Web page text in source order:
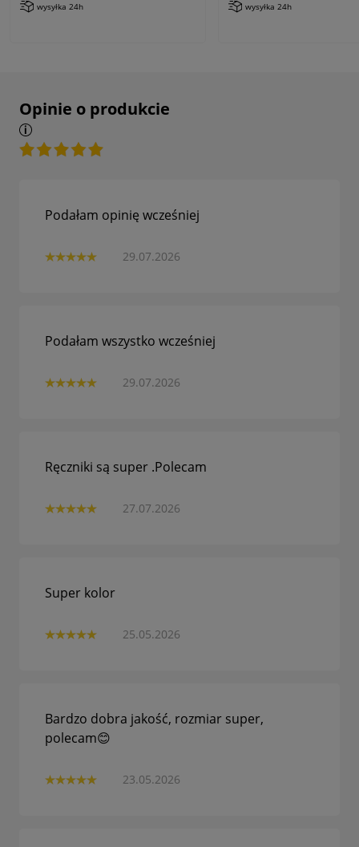
wysyłka 24h wysyłka 24h
Opinie o produkcie
29.07.2026
Podałam opinię wcześniej
29.07.2026
Podałam wszystko wcześniej
27.07.2026
Ręczniki są super .Polecam
25.05.2026
Super kolor
23.05.2026
Bardzo dobra jakość, rozmiar super,
polecam😊